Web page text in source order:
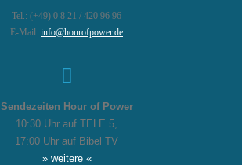
Tel.: (+49) 0 8 21 / 420 96 96
E-Mail: info@hourofpower.de
Sendezeiten Hour of Power
10:30 Uhr auf TELE 5,
17:00 Uhr auf Bibel TV
» weitere «